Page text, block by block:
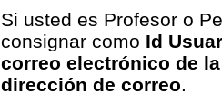
Si usted es Profesor o
consignar como Id
correo electrónico de la
dirección de correo.